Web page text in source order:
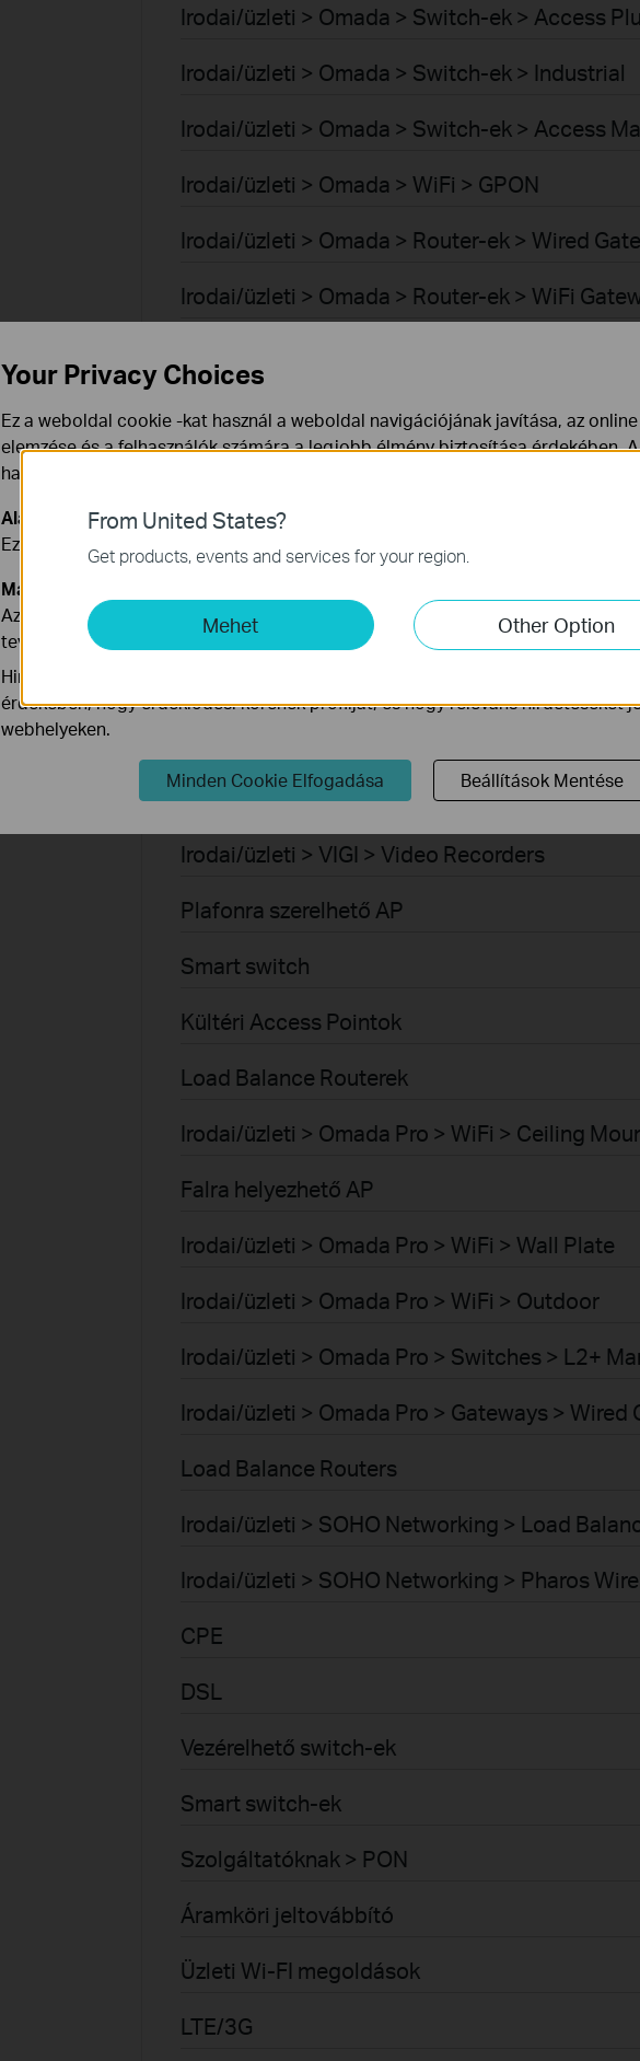
Irodai/üzleti > Omada > Switch-ek > Access
Irodai/üzleti > Omada > Switch-ek > Industrial
Irodai/üzleti > Omada > Switch-ek > Access
Irodai/üzleti > Omada > WiFi > GPON
Irodai/üzleti > Omada > Router-ek > Wired
Irodai/üzleti > Omada > Router-ek > WiFi
Irodai/üzleti > Omada > Router-ek > Integrated
Irodai/üzleti > Omada > Vezérlők > Hardware
Irodai/üzleti > Omada > Vezérlők > Software
Irodai/üzleti > VIGI > Kamerák
VPN routerek
Irodai/üzleti > VIGI > Video Recorders
Plafonra szerelhető AP
Smart switch
Kültéri Access Pointok
Load Balance Routerek
Irodai/üzleti > Omada Pro > WiFi > Ceiling
Falra helyezhető AP
Irodai/üzleti > Omada Pro > WiFi > Wall Plate
Irodai/üzleti > Omada Pro > WiFi > Outdoor
Irodai/üzleti > Omada Pro > Switches > L2+
Irodai/üzleti > Omada Pro > Gateways > Wired
Load Balance Routers
Irodai/üzleti > SOHO Networking > Load
Irodai/üzleti > SOHO Networking > Pharos
CPE
DSL
Vezérelhető switch-ek
Smart switch-ek
Szolgáltatóknak > PON
Áramköri jeltovábbító
Üzleti Wi-FI megoldások
LTE/3G
From United States?
Get products, events and services for your region.
Mehet Other Option
Your Privacy Choices
Ez a weboldal cookie -kat használ a weboldal navigációjának javítása, az
elemzése és a felhasználók számára a legjobb élmény biztosítása érdekében.
használata ellen bármikor tiltakozhat. További információt az
Alap Cookie-k
Ezek a cookie -k a webhely működéséhez szükségesek, és nem tilthatók le a
Marketing és Elemző Cookie-k
Az elemző cookie -k lehetővé teszik számunkra, hogy elemezzük
tevékenységeit, hogy javítsuk és módosítsuk webhelyünk működését.
Hirdetési partnereink a weboldalunkon keresztül marketing cookie -kat
érdekében, hogy érdeklődési körének profilját, és hogy releváns hirdetéseket
webhelyeken.
Minden Cookie Elfogadása Beállítások Mentése